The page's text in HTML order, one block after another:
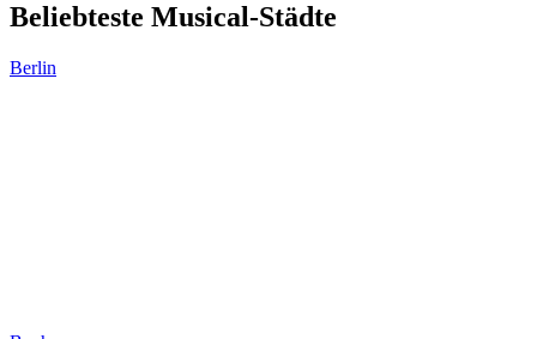
Beliebteste Musical-Städte
Berlin